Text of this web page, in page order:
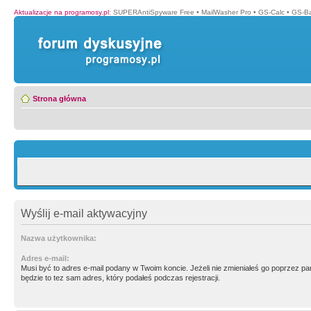
Aktualizacje na programosy.pl: SUPERAntiSpyware Free • MailWasher Pro • GS-Calc • GS-
Strona główna
Wyślij e-mail aktywacyjny
Nazwa użytkownika:
Adres e-mail:
Musi być to adres e-mail podany w Twoim koncie. Jeżeli nie zmieniałeś go poprzez
będzie to tez sam adres, który podałeś podczas rejestracji.